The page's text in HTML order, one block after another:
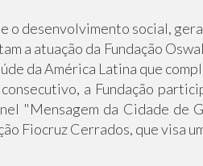
o desenvolvimento social,
a atuação da Fundação
da América Latina que
a Fundação
"Mensagem da Cidade de
Fiocruz Cerrados, que visa